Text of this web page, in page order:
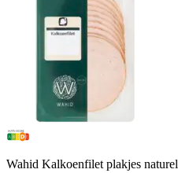
Wahid Kalkoenfilet plakjes naturel